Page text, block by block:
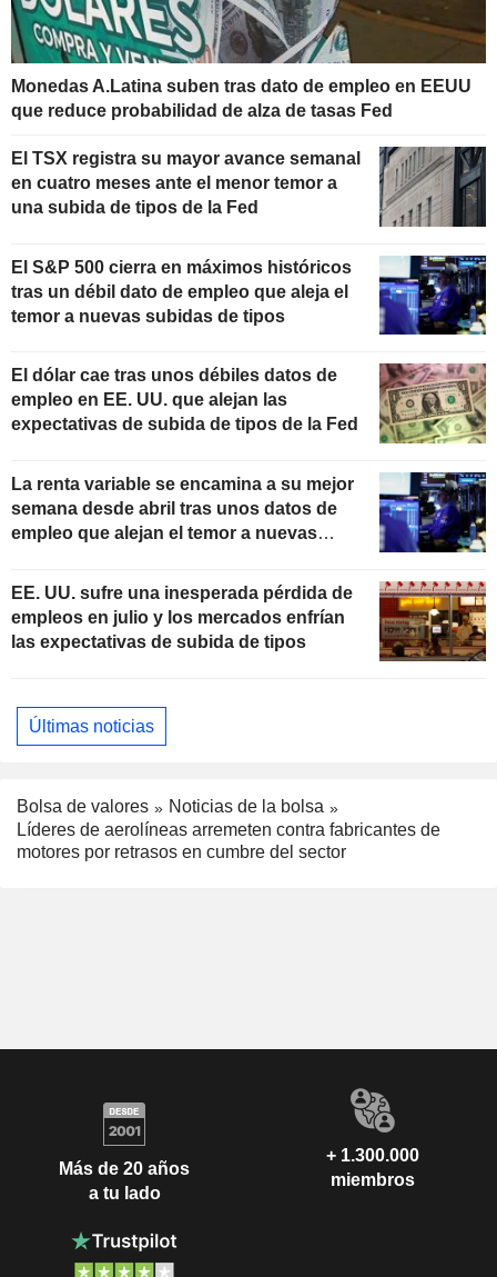
Monedas A.Latina suben tras dato de empleo en EEUU
que reduce probabilidad de alza de tasas Fed
El TSX registra su mayor avance semanal
en cuatro meses ante el menor temor a
una subida de tipos de la Fed
El S&P 500 cierra en máximos históricos
tras un débil dato de empleo que aleja el
temor a nuevas subidas de tipos
El dólar cae tras unos débiles datos de
empleo en EE. UU. que alejan las
expectativas de subida de tipos de la Fed
La renta variable se encamina a su mejor
semana desde abril tras unos datos de
empleo que alejan el temor a nuevas
EE. UU. sufre una inesperada pérdida de
empleos en julio y los mercados enfrían
las expectativas de subida de tipos
Últimas noticias
Bolsa de valores
Noticias de la bolsa
Líderes de aerolíneas arremeten contra fabricantes de
motores por retrasos en cumbre del sector
Más de 20 años
a tu lado
+ 1.300.000
miembros